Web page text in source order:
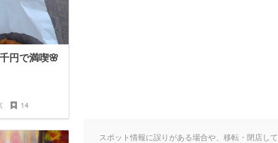
円で満喫🌸
14
スポット情報に誤りがある場合や、移転・閉店して